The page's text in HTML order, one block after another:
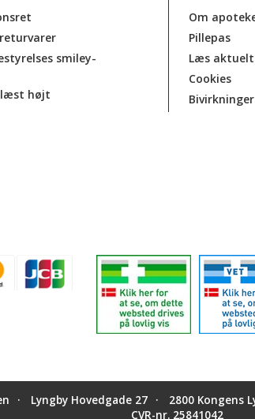
smiley-
læst højt
Om
Pillepas
Læs aktuelt
Cookies
Bivirkninger
Lyngby Hovedgade 27 2800 Kongens
CVR-nr. 25841042